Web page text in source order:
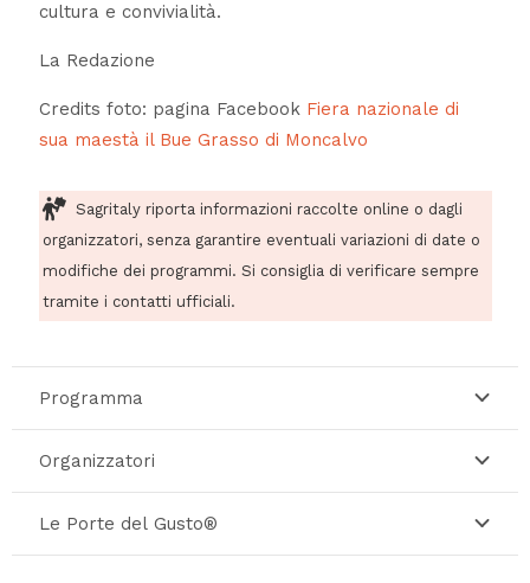
cultura e convivialità.
La Redazione
Credits foto: pagina Facebook Fiera nazionale di
sua maestà il Bue Grasso di Moncalvo
Sagritaly riporta informazioni raccolte online o dagli
organizzatori, senza garantire eventuali variazioni di date o
modifiche dei programmi. Si consiglia di verificare sempre
tramite i contatti ufficiali.
Programma
Organizzatori
Le Porte del Gusto®